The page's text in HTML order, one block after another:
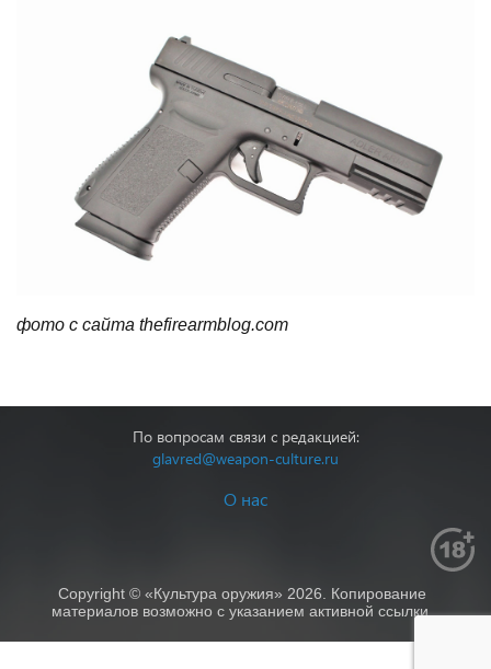
фото с сайта thefirearmblog.com
По вопросам связи с редакцией:
glavred@weapon-culture.ru
О нас
Copyright © «Культура оружия» 2026. Копирование
материалов возможно с указанием активной ссылки.